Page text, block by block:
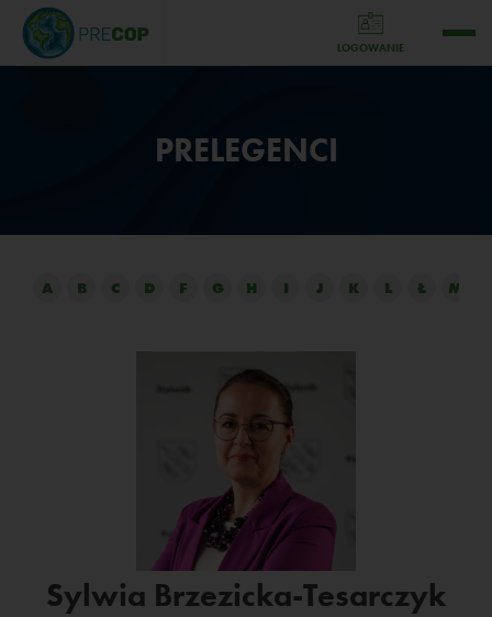
LOGOWANIE
PRELEGENCI
A B C D F G H I J K L Ł M
Sylwia Brzezicka-Tesarczyk